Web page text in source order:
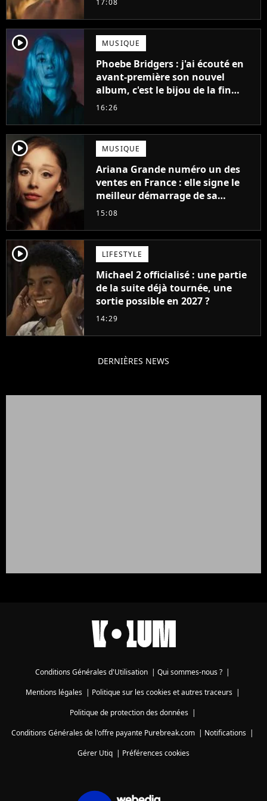
17:08
player2 MUSIQUE
Phoebe Bridgers : j'ai écouté en
avant-première son nouvel
album, c'est le bijou de la fin
d'été
16:26
player2 MUSIQUE
Ariana Grande numéro un des
ventes en France : elle signe le
meilleur démarrage de sa
carrière avec son album Petal
15:08
player2 LIFESTYLE
Michael 2 officialisé : une partie
de la suite déjà tournée, une
sortie possible en 2027 ?
14:29
DERNIÈRES NEWS
Conditions Générales d'Utilisation | Qui sommes-nous ? |
Mentions légales| Politique sur les cookies et autres traceurs|
Politique de protection des données|
Conditions Générales de l'offre payante Purebreak.com | Notifications |
Gérer Utiq | Préférences cookies